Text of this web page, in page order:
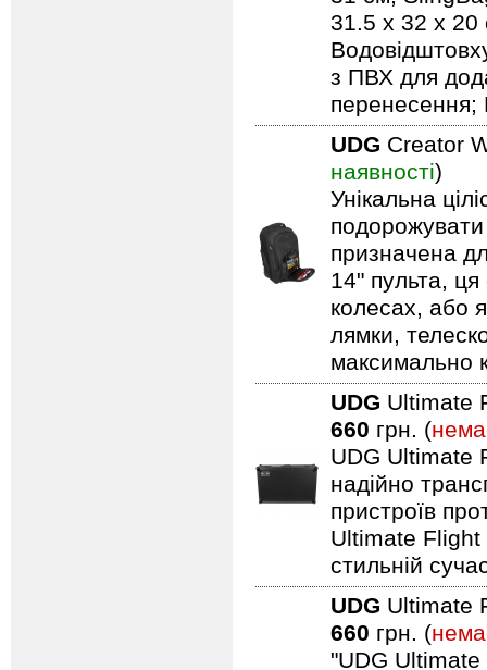
31.5 x 32 x 20
з ПВХ для
перенесення;
UDG Creator
наявності)
Унікальна
подорожувати
призначена
14" пульта,
колесах, або
лямки,
максимально
UDG Ultimate
660 грн. (
UDG Ultimate
надійно
пристроїв
Ultimate Flight
стильній
UDG Ultimate
660 грн. (
"UDG